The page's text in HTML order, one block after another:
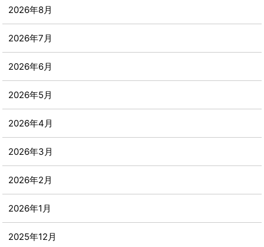
2026年8月
2026年7月
2026年6月
2026年5月
2026年4月
2026年3月
2026年2月
2026年1月
2025年12月